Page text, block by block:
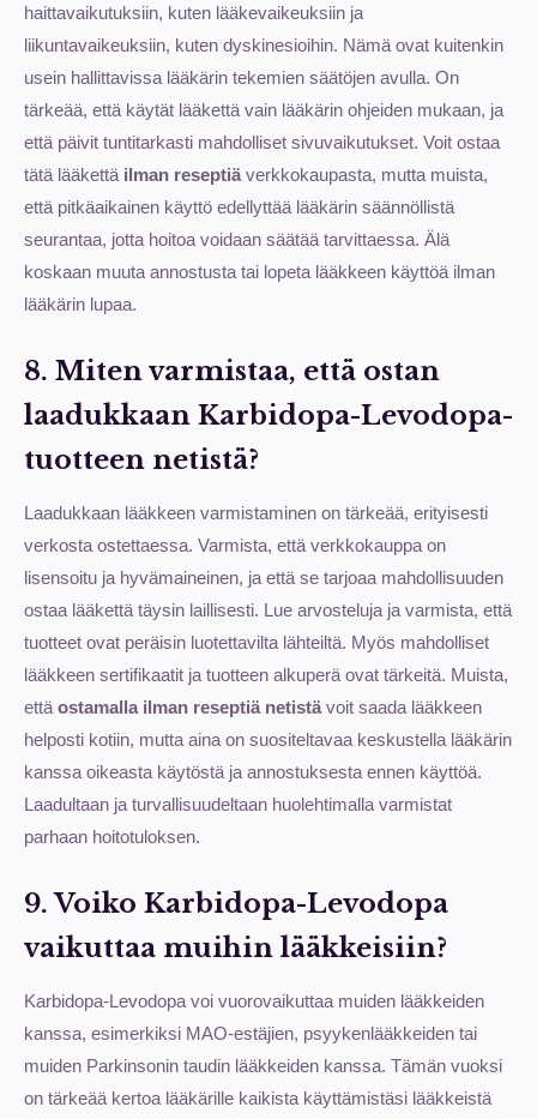
haittavaikutuksiin, kuten lääkevaikeuksiin ja
liikuntavaikeuksiin, kuten dyskinesioihin. Nämä ovat kuitenkin
usein hallittavissa lääkärin tekemien säätöjen avulla. On
tärkeää, että käytät lääkettä vain lääkärin ohjeiden mukaan, ja
että päivit tuntitarkasti mahdolliset sivuvaikutukset. Voit ostaa
tätä lääkettä ilman reseptiä verkkokaupasta, mutta muista,
että pitkäaikainen käyttö edellyttää lääkärin säännöllistä
seurantaa, jotta hoitoa voidaan säätää tarvittaessa. Älä
koskaan muuta annostusta tai lopeta lääkkeen käyttöä ilman
lääkärin lupaa.
8. Miten varmistaa, että ostan
laadukkaan Karbidopa-Levodopa-
tuotteen netistä?
Laadukkaan lääkkeen varmistaminen on tärkeää, erityisesti
verkosta ostettaessa. Varmista, että verkkokauppa on
lisensoitu ja hyvämaineinen, ja että se tarjoaa mahdollisuuden
ostaa lääkettä täysin laillisesti. Lue arvosteluja ja varmista, että
tuotteet ovat peräisin luotettavilta lähteiltä. Myös mahdolliset
lääkkeen sertifikaatit ja tuotteen alkuperä ovat tärkeitä. Muista,
että ostamalla ilman reseptiä netistä voit saada lääkkeen
helposti kotiin, mutta aina on suositeltavaa keskustella lääkärin
kanssa oikeasta käytöstä ja annostuksesta ennen käyttöä.
Laadultaan ja turvallisuudeltaan huolehtimalla varmistat
parhaan hoitotuloksen.
9. Voiko Karbidopa-Levodopa
vaikuttaa muihin lääkkeisiin?
Karbidopa-Levodopa voi vuorovaikuttaa muiden lääkkeiden
kanssa, esimerkiksi MAO-estäjien, psyykenlääkkeiden tai
muiden Parkinsonin taudin lääkkeiden kanssa. Tämän vuoksi
on tärkeää kertoa lääkärille kaikista käyttämistäsi lääkkeistä